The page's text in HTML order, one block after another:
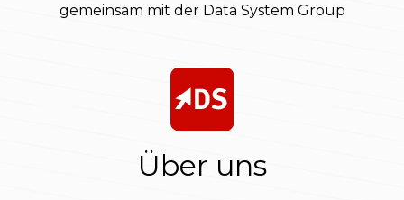
gemeinsam mit der Data System Group
Über uns